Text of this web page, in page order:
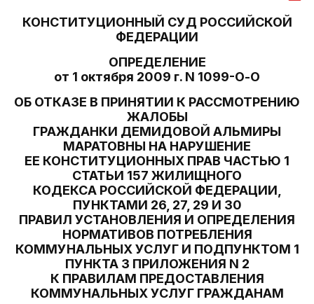
КОНСТИТУЦИОННЫЙ СУД РОССИЙСКОЙ
ФЕДЕРАЦИИ
ОПРЕДЕЛЕНИЕ
от 1 октября 2009 г. N 1099-О-О
ОБ ОТКАЗЕ В ПРИНЯТИИ К РАССМОТРЕНИЮ
ЖАЛОБЫ
ГРАЖДАНКИ ДЕМИДОВОЙ АЛЬМИРЫ
МАРАТОВНЫ НА НАРУШЕНИЕ
ЕЕ КОНСТИТУЦИОННЫХ ПРАВ ЧАСТЬЮ 1
СТАТЬИ 157 ЖИЛИЩНОГО
КОДЕКСА РОССИЙСКОЙ ФЕДЕРАЦИИ,
ПУНКТАМИ 26, 27, 29 И 30
ПРАВИЛ УСТАНОВЛЕНИЯ И ОПРЕДЕЛЕНИЯ
НОРМАТИВОВ ПОТРЕБЛЕНИЯ
КОММУНАЛЬНЫХ УСЛУГ И ПОДПУНКТОМ 1
ПУНКТА 3 ПРИЛОЖЕНИЯ N 2
К ПРАВИЛАМ ПРЕДОСТАВЛЕНИЯ
КОММУНАЛЬНЫХ УСЛУГ ГРАЖДАНАМ